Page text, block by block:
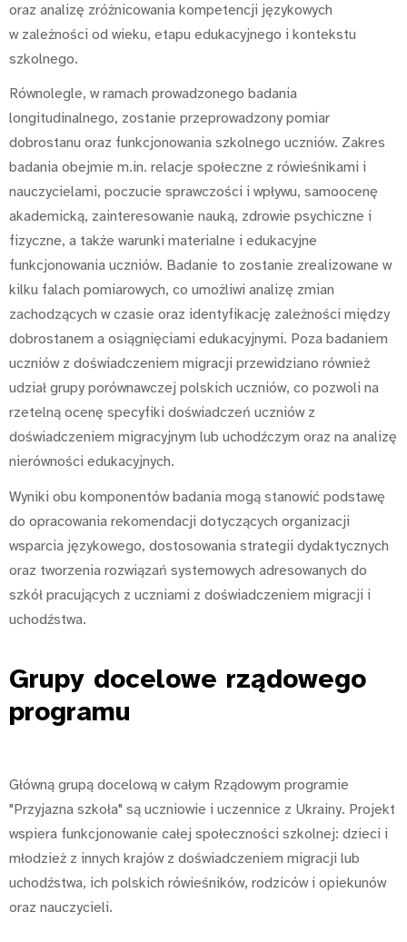
oraz analizę zróżnicowania kompetencji językowych
w zależności od wieku, etapu edukacyjnego i kontekstu
szkolnego.
Równolegle, w ramach prowadzonego badania
longitudinalnego, zostanie przeprowadzony pomiar
dobrostanu oraz funkcjonowania szkolnego uczniów. Zakres
badania obejmie m.in. relacje społeczne z rówieśnikami i
nauczycielami, poczucie sprawczości i wpływu, samoocenę
akademicką, zainteresowanie nauką, zdrowie psychiczne i
fizyczne, a także warunki materialne i edukacyjne
funkcjonowania uczniów. Badanie to zostanie zrealizowane w
kilku falach pomiarowych, co umożliwi analizę zmian
zachodzących w czasie oraz identyfikację zależności między
dobrostanem a osiągnięciami edukacyjnymi. Poza badaniem
uczniów z doświadczeniem migracji przewidziano również
udział grupy porównawczej polskich uczniów, co pozwoli na
rzetelną ocenę specyfiki doświadczeń uczniów z
doświadczeniem migracyjnym lub uchodźczym oraz na analizę
nierówności edukacyjnych.
Wyniki obu komponentów badania mogą stanowić podstawę
do opracowania rekomendacji dotyczących organizacji
wsparcia językowego, dostosowania strategii dydaktycznych
oraz tworzenia rozwiązań systemowych adresowanych do
szkół pracujących z uczniami z doświadczeniem migracji i
uchodźstwa.
Grupy docelowe rządowego
programu
Główną grupą docelową w całym Rządowym programie
"Przyjazna szkoła" są uczniowie i uczennice z Ukrainy. Projekt
wspiera funkcjonowanie całej społeczności szkolnej: dzieci i
młodzież z innych krajów z doświadczeniem migracji lub
uchodźstwa, ich polskich rówieśników, rodziców i opiekunów
oraz nauczycieli.